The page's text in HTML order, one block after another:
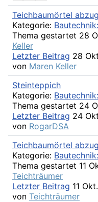
Teichbaumörtel
Kategorie:
Thema gestartet 28
Keller
Letzter Beitrag 28
von Maren Keller
Steinteppich
Kategorie:
Thema gestartet 24
Letzter Beitrag 24
von RogarDSA
Teichbaumörtel
Kategorie:
Thema gestartet 11
Teichträumer
Letzter Beitrag 11
von Teichträumer